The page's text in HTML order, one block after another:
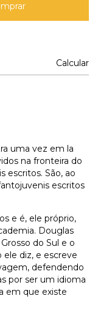
Calcular
uma vez em la
na fronteira do
escritos. São, ao
escritos
e é, ele próprio,
Douglas
do Sul e o
ele diz, e escreve
defendendo
por ser um idioma
em que existe